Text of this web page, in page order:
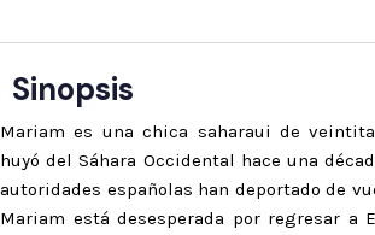
Sinopsis
Mariam es una chica saharaui de
huyó del Sáhara Occidental hace una
autoridades españolas han deportado de
Mariam está desesperada por regresar a